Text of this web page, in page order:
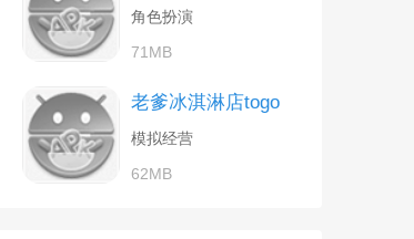
角色扮演
71MB
老爹冰淇淋店togo
模拟经营
62MB